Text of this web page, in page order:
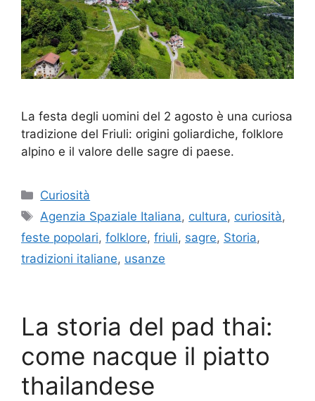
La festa degli uomini del 2 agosto è una curiosa
tradizione del Friuli: origini goliardiche, folklore
alpino e il valore delle sagre di paese.
Categorie
Curiosità
Tag
Agenzia Spaziale Italiana, cultura, curiosità,
feste popolari, folklore, friuli, sagre, Storia,
tradizioni italiane, usanze
La storia del pad thai:
come nacque il piatto
thailandese